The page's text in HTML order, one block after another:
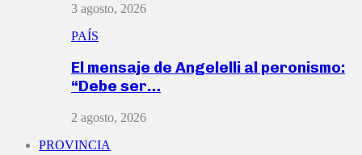
3 agosto, 2026
PAÍS
El mensaje de Angelelli al peronismo:
“Debe ser…
2 agosto, 2026
PROVINCIA